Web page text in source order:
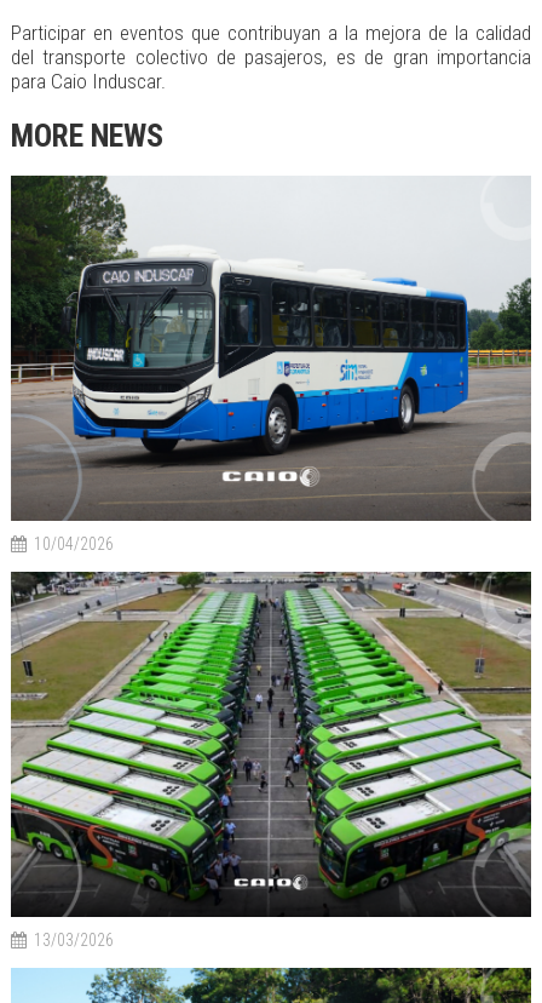
Participar en eventos que contribuyan a la mejora de la calidad
del transporte colectivo de pasajeros, es de gran importancia
para Caio Induscar.
MORE NEWS
10/04/2026
13/03/2026